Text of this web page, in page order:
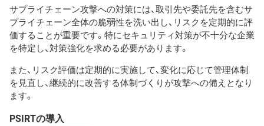
サプライチェーン攻撃への対策には、取引先や委託先を含むサ
プライチェーン全体の脆弱性を洗い出し、リスクを定期的に評
価することが重要です。特にセキュリティ対策が不十分な企業
を特定し、対策強化を求める必要があります。
また、リスク評価は定期的に実施して、変化に応じて管理体制
を見直し、継続的に改善する体制づくりが攻撃への備えとなり
ます。
PSIRTの導入